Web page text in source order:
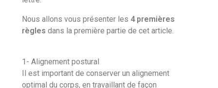
Nous allons vous présenter les 4 premières
règles dans la première partie de cet article.
1- Alignement postural
Il est important de conserver un alignement
optimal du corps, en travaillant de façon